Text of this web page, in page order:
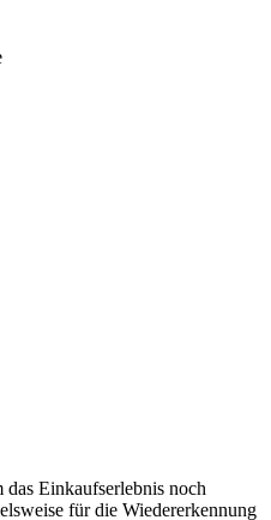
Einkaufserlebnis noch
für die Wiedererkennung